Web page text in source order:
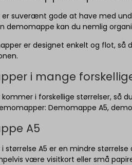
suverænt gode at have med
demomappe kan du nemlig
er designet enkelt og flot,
i mange
i forskellige størrelser, så
Demomappe A5,
A5
størrelse A5 er en mindre
være visitkort eller små